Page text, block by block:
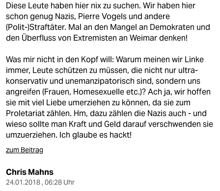
Diese Leute haben hier nix zu suchen. Wir haben hier
schon genug Nazis, Pierre Vogels und andere
(Polit-)Straftäter. Mal an den Mangel an Demokraten und
den Überfluss von Extremisten an Weimar denken!
Was mir nicht in den Kopf will: Warum meinen wir Linke
immer, Leute schützen zu müssen, die nicht nur ultra-
konservativ und unemanzipatorisch sind, sondern uns
angreifen (Frauen, Homesexuelle etc.)? Ach ja, wir hoffen
sie mit viel Liebe umerziehen zu können, da sie zum
Proletariat zählen. Hm, dazu zählen die Nazis auch - und
wieso sollte man Kraft und Geld darauf verschwenden sie
umzuerziehen. Ich glaube es hackt!
zum Beitrag
Chris Mahns
24.01.2018 , 06:28 Uhr